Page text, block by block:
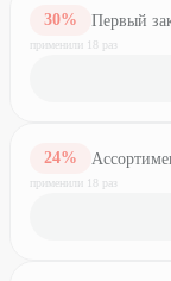
30% Первый
применили 18 раз
24%
применили 18 раз